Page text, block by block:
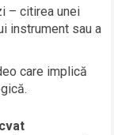
– citirea unei
instrument sau a
care implică